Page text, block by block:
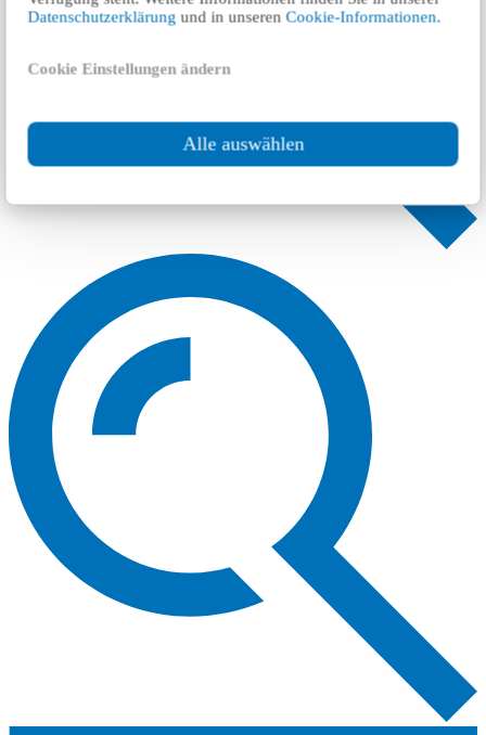
Datenschutzerklärung und in unserenCookie-Informationen.
Cookie Einstellungen ändern
Alle auswählen